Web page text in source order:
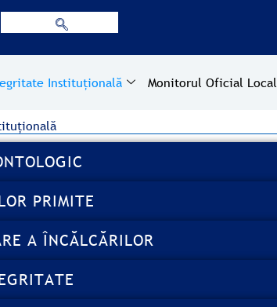
Instituțională Monitorul Oficial Local
PRIMITE
A ÎNCĂLCĂRILOR